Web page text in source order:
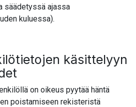
säädetyssä ajassa
kuluessa).
käsittelyyn
on oikeus pyytää häntä
poistamiseen rekisteristä